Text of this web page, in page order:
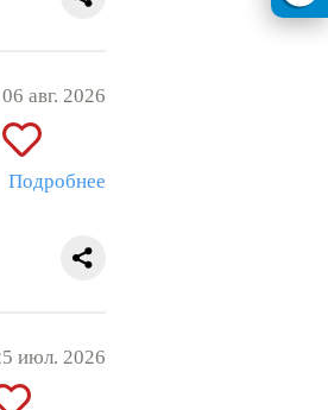
06 авг. 2026
Подробнее
июл. 2026